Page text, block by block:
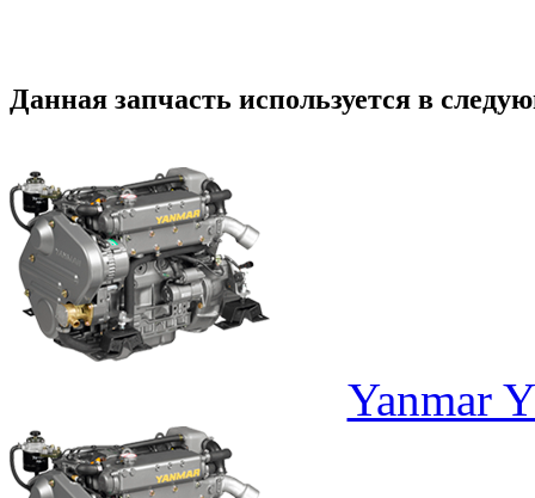
Данная запчасть используется в
Yanmar